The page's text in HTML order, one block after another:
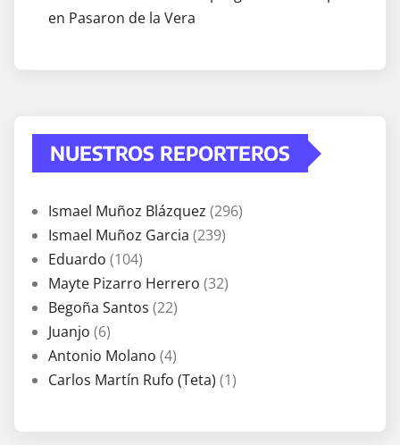
en Pasaron de la Vera
NUESTROS REPORTEROS
Ismael Muñoz Blázquez (296)
Ismael Muñoz Garcia (239)
Eduardo (104)
Mayte Pizarro Herrero (32)
Begoña Santos (22)
Juanjo (6)
Antonio Molano (4)
Carlos Martín Rufo (Teta) (1)